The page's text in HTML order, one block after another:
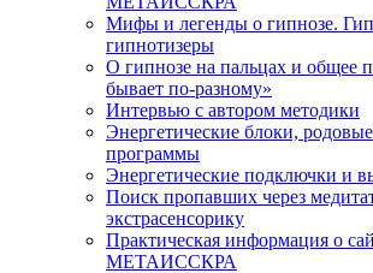
Мифы и легенды о гипнозе.
гипнотизеры
О гипнозе на пальцах и общее
бывает по-разному»
Интервью с автором методики
Энергетические блоки,
программы
Энергетические подключки и
Поиск пропавших через
экстрасенсорику
Практическая информация о
МЕТАИССКРА